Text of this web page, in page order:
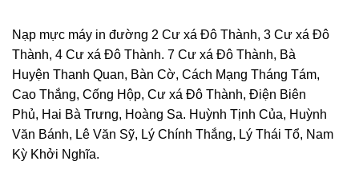
Nạp mực máy in đường 2 Cư xá Đô Thành, 3 Cư xá Đô
Thành, 4 Cư xá Đô Thành. 7 Cư xá Đô Thành, Bà
Huyện Thanh Quan, Bàn Cờ, Cách Mạng Tháng Tám,
Cao Thắng, Cống Hộp, Cư xá Đô Thành, Điện Biên
Phủ, Hai Bà Trưng, Hoàng Sa. Huỳnh Tịnh Của, Huỳnh
Văn Bánh, Lê Văn Sỹ, Lý Chính Thắng, Lý Thái Tổ, Nam
Kỳ Khởi Nghĩa.